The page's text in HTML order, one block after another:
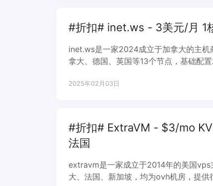
#折扣# inet.ws - 3美元/月 1
inet.ws是一家2024成立于加拿大的主机
拿大、德国、英国等13个节点，基础配置
2025年02月03日
#折扣# ExtraVM - $3/mo
法国
extravm是一家成立于2014年的美国
大、法国、新加坡，均为ovh机房，提